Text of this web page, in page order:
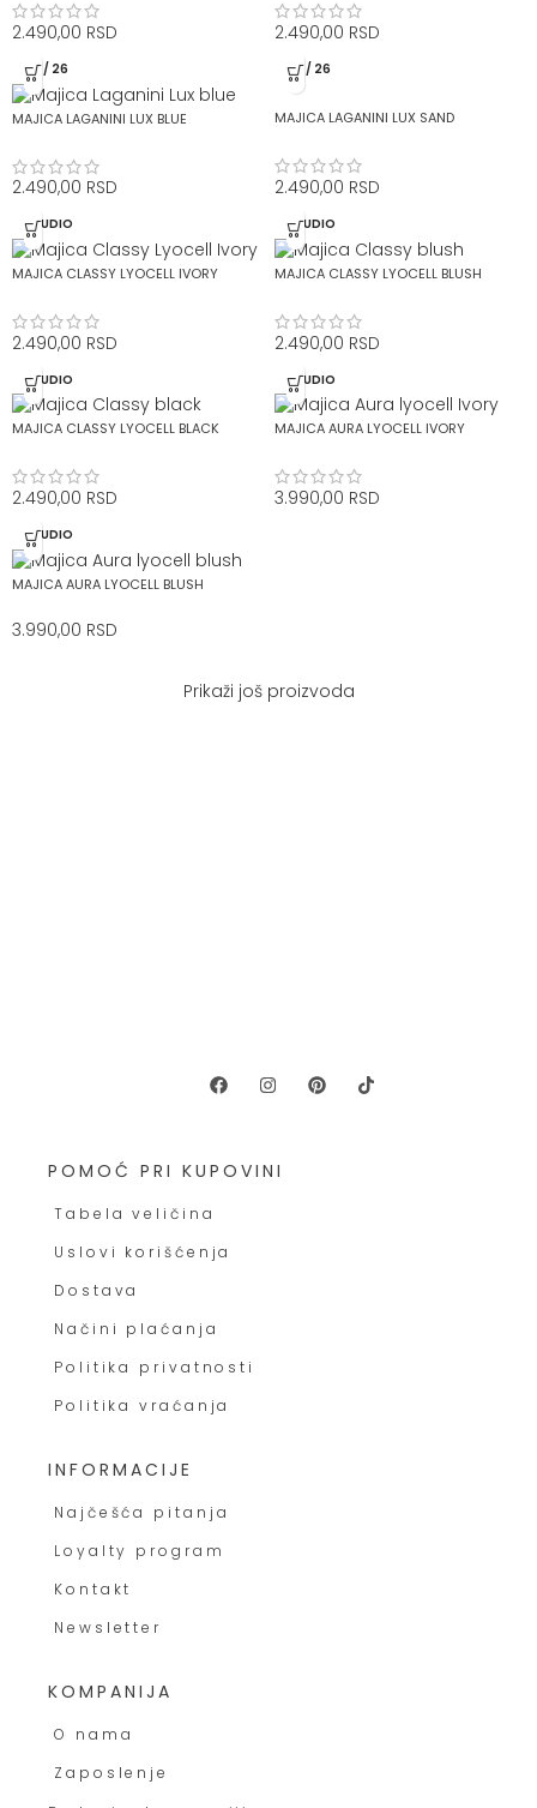
2.490,00 RSD 2.490,00 RSD
SS / 26
MAJICA LAGANINI LUX BLUE
2.490,00 RSD
SS / 26
MAJICA LAGANINI LUX SAND
2.490,00 RSD
STUDIO
MAJICA CLASSY LYOCELL IVORY
2.490,00 RSD
STUDIO
MAJICA CLASSY LYOCELL BLUSH
2.490,00 RSD
STUDIO
MAJICA CLASSY LYOCELL BLACK
2.490,00 RSD
STUDIO
MAJICA AURA LYOCELL IVORY
3.990,00 RSD
STUDIO
MAJICA AURA LYOCELL BLUSH
3.990,00 RSD
Prikaži još proizvoda
POMOĆ PRI KUPOVINI
Tabela veličina
Uslovi korišćenja
Dostava
Načini plaćanja
Politika privatnosti
Politika vraćanja
INFORMACIJE
Najčešća pitanja
Loyalty program
Kontakt
Newsletter
KOMPANIJA
O nama
Zaposlenje